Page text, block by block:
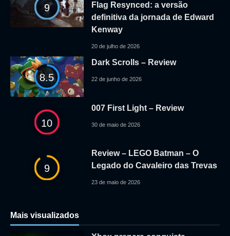
9
Flag Resynced: a versão
definitiva da jornada de Edward
Kenway
20 de julho de 2026
8.5
Dark Scrolls – Review
22 de junho de 2026
10
007 First Light – Review
30 de maio de 2026
9
Review – LEGO Batman – O
Legado do Cavaleiro das Trevas
23 de maio de 2026
Mais visualizados